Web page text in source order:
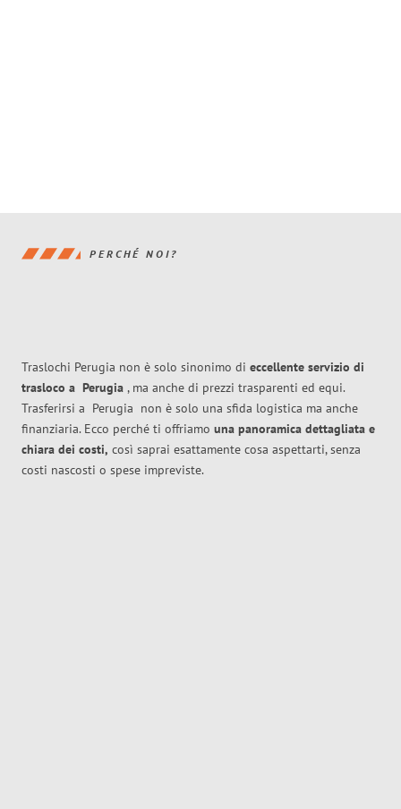
PERCHÉ NOI?
Traslochi Perugia non è solo sinonimo di eccellente servizio di
trasloco a Perugia , ma anche di prezzi trasparenti ed equi.
Trasferirsi a Perugia non è solo una sfida logistica ma anche
finanziaria. Ecco perché ti offriamo una panoramica dettagliata e
chiara dei costi, così saprai esattamente cosa aspettarti, senza
costi nascosti o spese impreviste.